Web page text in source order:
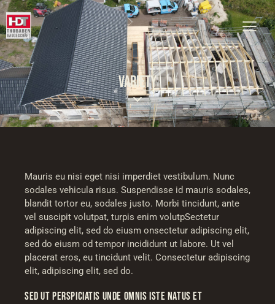
VARIETY
Mauris eu nisi eget nisi imperdiet vestibulum. Nunc
sodales vehicula risus. Suspendisse id mauris sodales,
blandit tortor eu, sodales justo. Morbi tincidunt, ante
vel suscipit volutpat, turpis enim volutpSectetur
adipiscing elit, sed do eiusm onsectetur adipiscing elit,
sed do eiusm od tempor incididunt ut labore. Ut vel
placerat eros, eu tincidunt velit. Consectetur adipiscing
elit, adipiscing elit, sed do.
SED UT PERSPICIATIS UNDE OMNIS ISTE NATUS ET